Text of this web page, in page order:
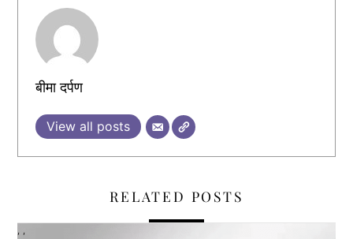
बीमा दर्पण
View all posts
RELATED POSTS